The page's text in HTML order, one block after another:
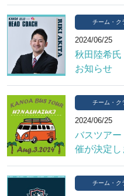
チーム・ク
2024/06/25
秋田陸希
お知らせ
チーム・ク
2024/06/25
バスツア
催が決定し
チーム・ク